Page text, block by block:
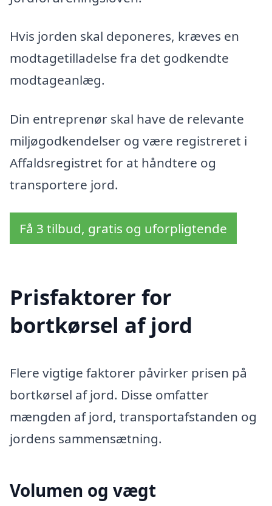
Hvis jorden skal deponeres, kræves en
modtagetilladelse fra det godkendte
modtageanlæg.
Din entreprenør skal have de relevante
miljøgodkendelser og være registreret i
Affaldsregistret for at håndtere og
transportere jord.
Få 3 tilbud, gratis og uforpligtende
Prisfaktorer for
bortkørsel af jord
Flere vigtige faktorer påvirker prisen på
bortkørsel af jord. Disse omfatter
mængden af jord, transportafstanden og
jordens sammensætning.
Volumen og vægt